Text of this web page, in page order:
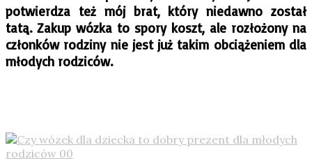
potwierdza też mój brat, który niedawno został
tatą. Zakup wózka to spory koszt, ale rozłożony na
członków rodziny nie jest już takim obciążeniem dla
młodych rodziców.